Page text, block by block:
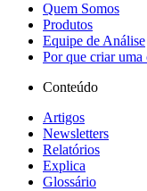
Quem Somos
Produtos
Equipe de Análise
Por que criar
Conteúdo
Artigos
Newsletters
Relatórios
Explica
Glossário